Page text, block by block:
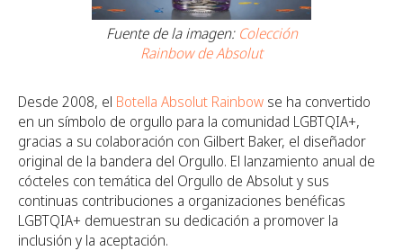
Fuente de la imagen: Colección
Rainbow de Absolut
Desde 2008, el Botella Absolut Rainbow se ha convertido
en un símbolo de orgullo para la comunidad LGBTQIA+,
gracias a su colaboración con Gilbert Baker, el diseñador
original de la bandera del Orgullo. El lanzamiento anual de
cócteles con temática del Orgullo de Absolut y sus
continuas contribuciones a organizaciones benéficas
LGBTQIA+ demuestran su dedicación a promover la
inclusión y la aceptación.